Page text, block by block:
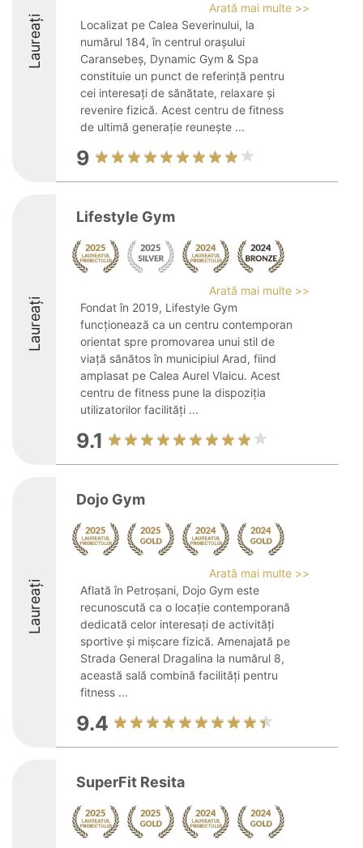
Laureați
Arată mai multe >>
Localizat pe Calea Severinului, la
numărul 184, în centrul orașului
Caransebeș, Dynamic Gym & Spa
constituie un punct de referință pentru
cei interesați de sănătate, relaxare și
revenire fizică. Acest centru de fitness
de ultimă generație reunește ...
9
Laureați
Lifestyle Gym
Arată mai multe >>
Fondat în 2019, Lifestyle Gym
funcționează ca un centru contemporan
orientat spre promovarea unui stil de
viață sănătos în municipiul Arad, fiind
amplasat pe Calea Aurel Vlaicu. Acest
centru de fitness pune la dispoziția
utilizatorilor facilități ...
9.1
Laureați
Dojo Gym
Arată mai multe >>
Aflată în Petroșani, Dojo Gym este
recunoscută ca o locație contemporană
dedicată celor interesați de activități
sportive și mișcare fizică. Amenajată pe
Strada General Dragalina la numărul 8,
această sală combină facilități pentru
fitness ...
9.4
SuperFit Resita